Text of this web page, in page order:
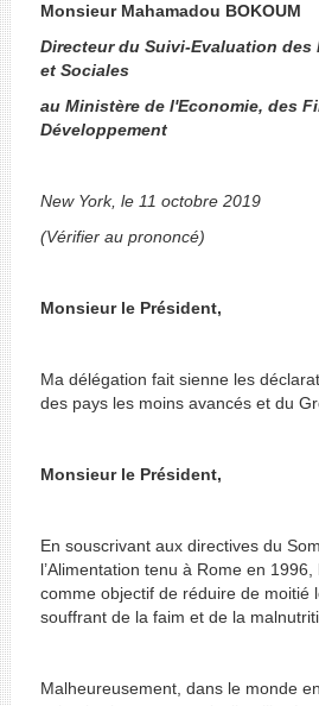
Monsieur Mahamadou BOKOUM
Directeur du Suivi-Evaluation
et Sociales
au Ministère de l'Economie, des
Développement
New York, le 11 octobre 2019
(Vérifier au prononcé)
Monsieur le Président,
Ma délégation fait sienne les
des pays les moins avancés et du
Monsieur le Président,
En souscrivant aux directives du
l’Alimentation tenu à Rome en
comme objectif de réduire de moitié
souffrant de la faim et de la
Malheureusement, dans le monde